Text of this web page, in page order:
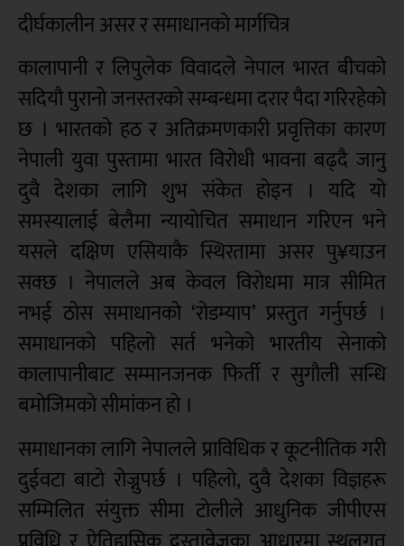
दीर्घकालीन असर र समाधानको मार्गचित्र
कालापानी र लिपुलेक विवादले नेपाल भारत बीचको
सदियौ पुरानो जनस्तरको सम्बन्धमा दरार पैदा गरिरहेको
छ । भारतको हठ र अतिक्रमणकारी प्रवृत्तिका कारण
नेपाली युवा पुस्तामा भारत विरोधी भावना बढ्दै जानु
दुवै देशका लागि शुभ संकेत होइन । यदि यो
समस्यालाई बेलैमा न्यायोचित समाधान गरिएन भने
यसले दक्षिण एसियाकै स्थिरतामा असर पु¥याउन
सक्छ । नेपालले अब केवल विरोधमा मात्र सीमित
नभई ठोस समाधानको ‘रोडम्याप’ प्रस्तुत गर्नुपर्छ ।
समाधानको पहिलो सर्त भनेको भारतीय सेनाको
कालापानीबाट सम्मानजनक फिर्ती र सुगौली सन्धि
बमोजिमको सीमांकन हो ।
समाधानका लागि नेपालले प्राविधिक र कूटनीतिक गरी
दुईवटा बाटो रोज्नुपर्छ । पहिलो, दुवै देशका विज्ञहरू
सम्मिलित संयुक्त सीमा टोलीले आधुनिक जीपीएस